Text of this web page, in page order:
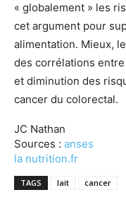
« globalement » les
cet argument pour
alimentation. Mieux,
des corrélations
et diminution des
cancer du colorectal.
JC Nathan
Sources : anses
la nutrition.fr
TAGS lait cancer